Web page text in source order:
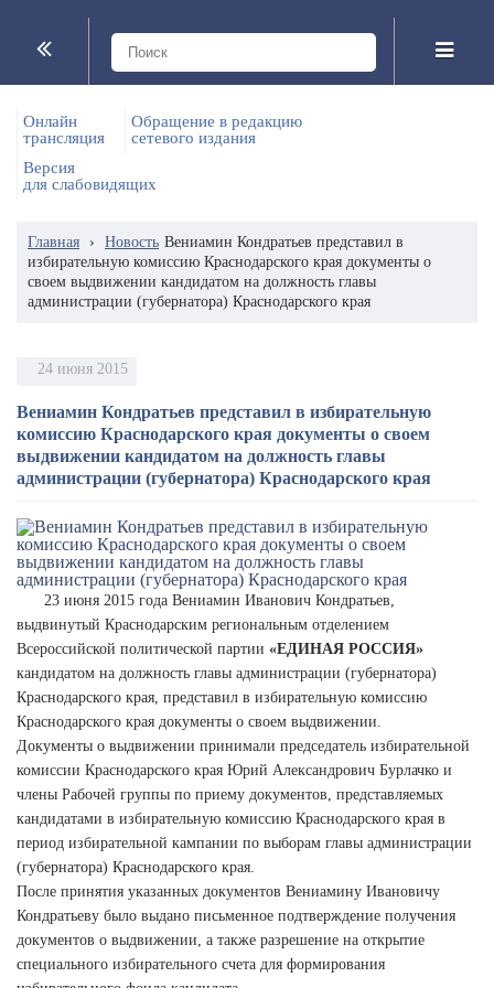
Онлайн
трансляция
Обращение в редакцию
сетевого издания
Версия
для слабовидящих
Главная › Новость Вениамин Кондратьев представил в
избирательную комиссию Краснодарского края документы о
своем выдвижении кандидатом на должность главы
администрации (губернатора) Краснодарского края
24 июня 2015
Вениамин Кондратьев представил в избирательную
комиссию Краснодарского края документы о своем
выдвижении кандидатом на должность главы
администрации (губернатора) Краснодарского края
23 июня 2015 года Вениамин Иванович Кондратьев,
выдвинутый Краснодарским региональным отделением
Всероссийской политической партии «ЕДИНАЯ РОССИЯ»
кандидатом на должность главы администрации (губернатора)
Краснодарского края, представил в избирательную комиссию
Краснодарского края документы о своем выдвижении.
Документы о выдвижении принимали председатель избирательной
комиссии Краснодарского края Юрий Александрович Бурлачко и
члены Рабочей группы по приему документов, представляемых
кандидатами в избирательную комиссию Краснодарского края в
период избирательной кампании по выборам главы администрации
(губернатора) Краснодарского края.
После принятия указанных документов Вениамину Ивановичу
Кондратьеву было выдано письменное подтверждение получения
документов о выдвижении, а также разрешение на открытие
специального избирательного счета для формирования